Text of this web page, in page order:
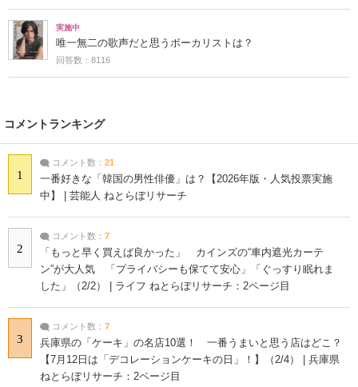
実施中
唯一無二の歌声だと思うボーカリストは？
回答数：8116
コメントランキング
1
コメント数： 21
一番好きな「韓国の男性俳優」は？【2026年版・人気投票実施
中】 | 芸能人 ねとらぼリサーチ
2
コメント数： 7
「もっと早く買えば良かった」 カインズの“車内遮光カーテ
ン”が大人気 「プライバシーも保てて安心」「ぐっすり眠れま
した」（2/2） | ライフ ねとらぼリサーチ：2ページ目
3
コメント数： 7
兵庫県の「ケーキ」の名店10選！ 一番うまいと思う店はどこ？
【7月12日は「デコレーションケーキの日」！】（2/4） | 兵庫県
ねとらぼリサーチ：2ページ目